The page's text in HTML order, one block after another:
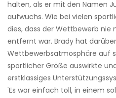
halten, als er mit den Namen
aufwuchs. Wie bei vielen
dies, dass der Wettbewerb nie
entfernt war. Brady hat
Wettbewerbsatmosphäre auf
sportlicher Größe auswirkte
erstklassiges
'Es war einfach toll, in einem